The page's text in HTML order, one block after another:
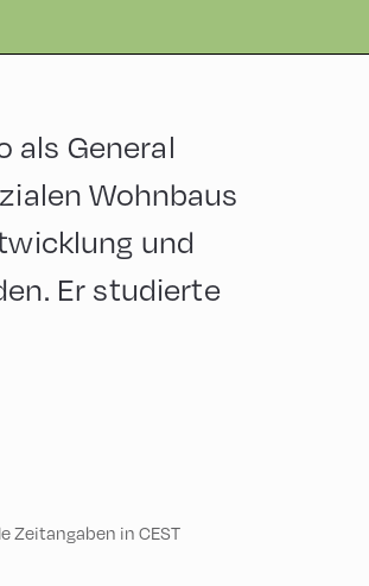
als General
Wohnbaus
und
Er studierte
Zeitangaben in CEST